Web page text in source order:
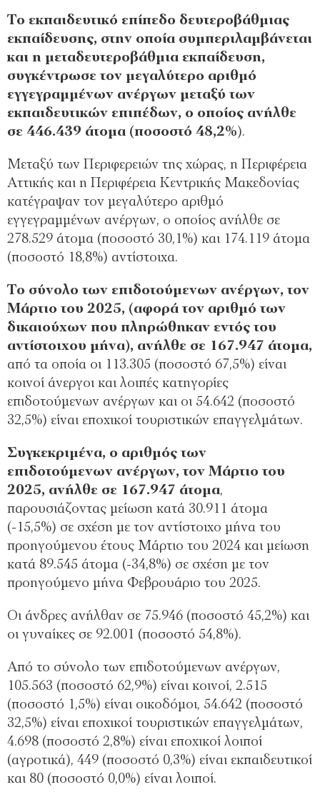
Το εκπαιδευτικό επίπεδο δευτεροβάθμιας
εκπαίδευσης, στην οποία συμπεριλαμβάνεται
και η μεταδευτεροβάθμια εκπαίδευση,
συγκέντρωσε τον μεγαλύτερο αριθμό
εγγεγραμμένων ανέργων μεταξύ των
εκπαιδευτικών επιπέδων, ο οποίος ανήλθε
σε 446.439 άτομα (ποσοστό 48,2%).
Μεταξύ των Περιφερειών της χώρας, η Περιφέρεια
Αττικής και η Περιφέρεια Κεντρικής Μακεδονίας
κατέγραψαν τον μεγαλύτερο αριθμό
εγγεγραμμένων ανέργων, ο οποίος ανήλθε σε
278.529 άτομα (ποσοστό 30,1%) και 174.119 άτομα
(ποσοστό 18,8%) αντίστοιχα.
Το σύνολο των επιδοτούμενων ανέργων, τον
Μάρτιο του 2025, (αφορά τον αριθμό των
δικαιούχων που πληρώθηκαν εντός του
αντίστοιχου μήνα), ανήλθε σε 167.947 άτομα,
από τα οποία οι 113.305 (ποσοστό 67,5%) είναι
κοινοί άνεργοι και λοιπές κατηγορίες
επιδοτούμενων ανέργων και οι 54.642 (ποσοστό
32,5%) είναι εποχικοί τουριστικών επαγγελμάτων.
Συγκεκριμένα, ο αριθμός των
επιδοτούμενων ανέργων, τον Μάρτιο του
2025, ανήλθε σε 167.947 άτομα,
παρουσιάζοντας μείωση κατά 30.911 άτομα
(-15,5%) σε σχέση με τον αντίστοιχο μήνα του
προηγούμενου έτους Μάρτιο του 2024 και μείωση
κατά 89.545 άτομα (-34,8%) σε σχέση με τον
προηγούμενο μήνα Φεβρουάριο του 2025.
Οι άνδρες ανήλθαν σε 75.946 (ποσοστό 45,2%) και
οι γυναίκες σε 92.001 (ποσοστό 54,8%).
Από το σύνολο των επιδοτούμενων ανέργων,
105.563 (ποσοστό 62,9%) είναι κοινοί, 2.515
(ποσοστό 1,5%) είναι οικοδόμοι, 54.642 (ποσοστό
32,5%) είναι εποχικοί τουριστικών επαγγελμάτων,
4.698 (ποσοστό 2,8%) είναι εποχικοί λοιποί
(αγροτικά), 449 (ποσοστό 0,3%) είναι εκπαιδευτικοί
και 80 (ποσοστό 0,0%) είναι λοιποί.